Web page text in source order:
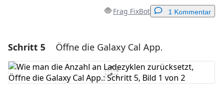
Frag FixBot 1 Kommentar
Einen Kommentar hinzufügen
Kommentar hinzufügen
Schritt 5 Öffne die Galaxy Cal App.